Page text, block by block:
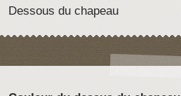
Dessous du chapeau